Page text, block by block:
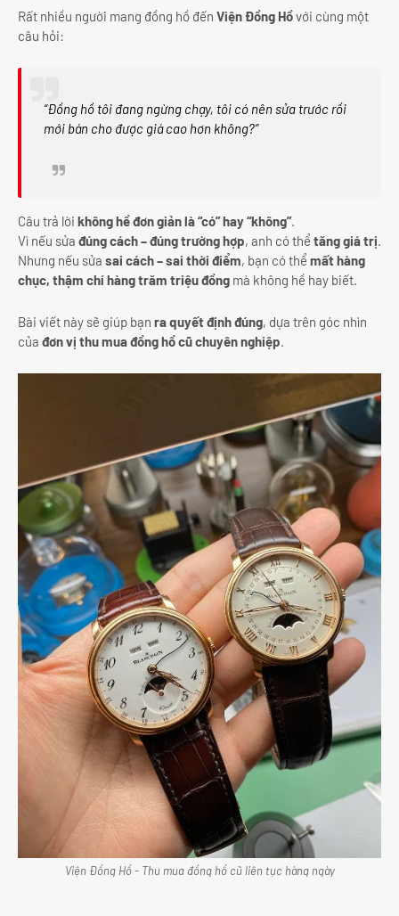
Rất nhiều người mang đồng hồ đến Viện Đồng Hồvới cùng một
câu hỏi:
“Đồng hồ tôi đang ngừng chạy, tôi có nên sửa trước rồi
mới bán cho được giá cao hơn không?”
Câu trả lời không hề đơn giản là “có” hay “không”.
Vì nếu sửa đúng cách – đúng trường hợp, anh có thể tăng giá trị.
Nhưng nếu sửa sai cách – sai thời điểm, bạn có thể mất hàng
chục, thậm chí hàng trăm triệu đồng mà không hề hay biết.
Bài viết này sẽ giúp bạn ra quyết định đúng, dựa trên góc nhìn
của đơn vị thu mua đồng hồ cũ chuyên nghiệp.
Viện Đồng Hồ - Thu mua đồng hồ cũ liên tục hàng ngày